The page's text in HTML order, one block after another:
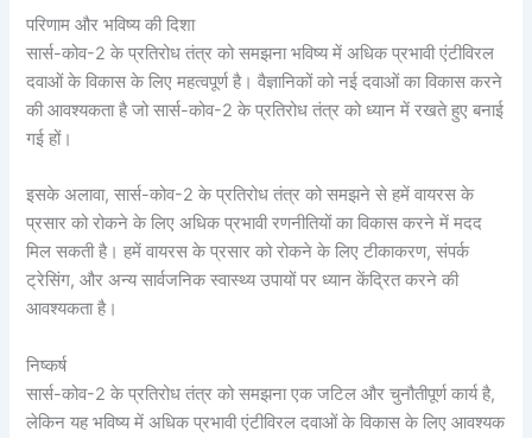
परिणाम और भविष्य की दिशा
सार्स-कोव-2 के प्रतिरोध तंत्र को समझना भविष्य में अधिक प्रभावी एंटीविरल
दवाओं के विकास के लिए महत्वपूर्ण है। वैज्ञानिकों को नई दवाओं का विकास करने
की आवश्यकता है जो सार्स-कोव-2 के प्रतिरोध तंत्र को ध्यान में रखते हुए बनाई
गई हों।
इसके अलावा, सार्स-कोव-2 के प्रतिरोध तंत्र को समझने से हमें वायरस के
प्रसार को रोकने के लिए अधिक प्रभावी रणनीतियों का विकास करने में मदद
मिल सकती है। हमें वायरस के प्रसार को रोकने के लिए टीकाकरण, संपर्क
ट्रेसिंग, और अन्य सार्वजनिक स्वास्थ्य उपायों पर ध्यान केंद्रित करने की
आवश्यकता है।
निष्कर्ष
सार्स-कोव-2 के प्रतिरोध तंत्र को समझना एक जटिल और चुनौतीपूर्ण कार्य है,
लेकिन यह भविष्य में अधिक प्रभावी एंटीविरल दवाओं के विकास के लिए आवश्यक